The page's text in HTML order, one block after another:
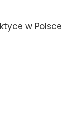
w Polsce